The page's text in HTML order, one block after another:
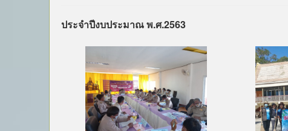
ประจำปีงบประมาณ พ.ศ.2563